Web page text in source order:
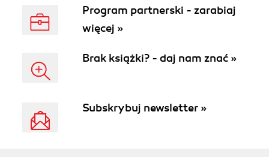
Program partnerski - zarabiaj
więcej »
Brak książki? - daj nam znać »
Subskrybuj newsletter »